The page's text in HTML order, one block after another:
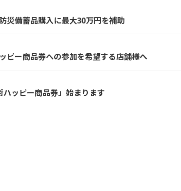
災備蓄品購入に最大30万円を補助
ピー商品券への参加を希望する店舗様へ
ッピー商品券」始まります